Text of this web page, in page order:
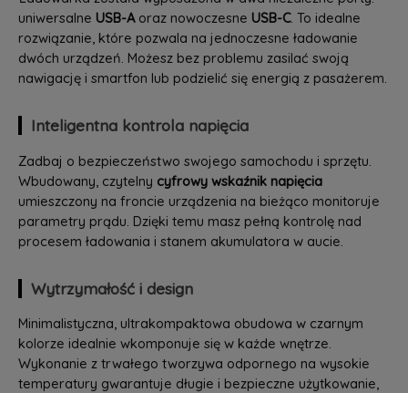
uniwersalne USB-Aoraz nowoczesne USB-C. To idealne
rozwiązanie, które pozwala na jednoczesne ładowanie
dwóch urządzeń. Możesz bez problemu zasilać swoją
nawigację i smartfon lub podzielić się energią z pasażerem.
Inteligentna kontrola napięcia
Zadbaj o bezpieczeństwo swojego samochodu i sprzętu.
Wbudowany, czytelny cyfrowy wskaźnik napięcia
umieszczony na froncie urządzenia na bieżąco monitoruje
parametry prądu. Dzięki temu masz pełną kontrolę nad
procesem ładowania i stanem akumulatora w aucie.
Wytrzymałość i design
Minimalistyczna, ultrakompaktowa obudowa w czarnym
kolorze idealnie wkomponuje się w każde wnętrze.
Wykonanie z trwałego tworzywa odpornego na wysokie
temperatury gwarantuje długie i bezpieczne użytkowanie,